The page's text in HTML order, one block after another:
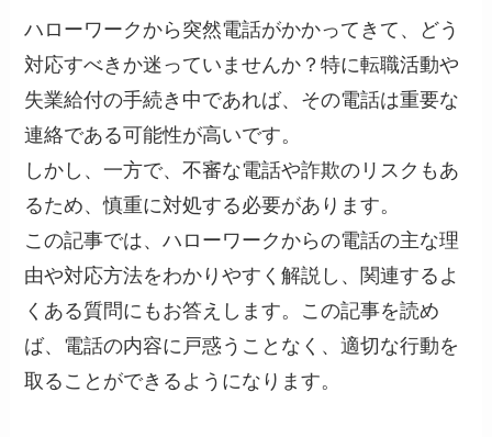
ハローワークから突然電話がかかってきて、どう
対応すべきか迷っていませんか？特に転職活動や
失業給付の手続き中であれば、その電話は重要な
連絡である可能性が高いです。
しかし、一方で、不審な電話や詐欺のリスクもあ
るため、慎重に対処する必要があります。
この記事では、ハローワークからの電話の主な理
由や対応方法をわかりやすく解説し、関連するよ
くある質問にもお答えします。この記事を読め
ば、電話の内容に戸惑うことなく、適切な行動を
取ることができるようになります。